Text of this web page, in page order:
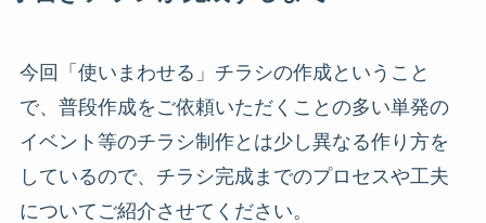
今回「使いまわせる」チラシの作成ということ
で、普段作成をご依頼いただくことの多い単発の
イベント等のチラシ制作とは少し異なる作り方を
しているので、チラシ完成までのプロセスや工夫
についてご紹介させてください。